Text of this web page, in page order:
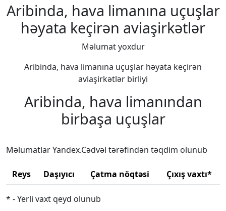
Aribinda, hava limanına uçuşlar
həyata keçirən aviaşirkətlər
Məlumat yoxdur
Aribinda, hava limanına uçuşlar həyata keçirən
aviaşirkətlər birliyi
Aribinda, hava limanından
birbaşa uçuşlar
Məlumatlar Yandex.Cədvəl tərəfindən təqdim olunub
Reys Daşıyıcı Çatma nöqtəsi Çıxış vaxtı*
* - Yerli vaxt qeyd olunub